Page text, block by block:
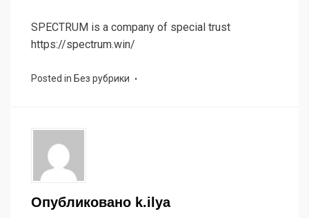
SPECTRUM is a company of special trust
https://spectrum.win/
Posted in Без рубрики
Опубликовано k.ilya